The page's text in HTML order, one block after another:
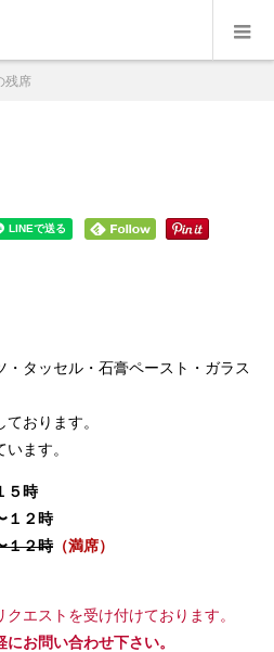
残席
タッセル・石膏ペースト・ガラス
おります。
ます。
５時
１２時
１２時（満席）
エストを受け付けております。
お問い合わせ下さい。